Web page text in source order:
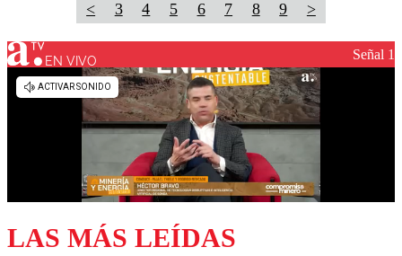
< 3 4 5 6 7 8 9 >
EN VIVO Señal 1
LAS MÁS LEÍDAS